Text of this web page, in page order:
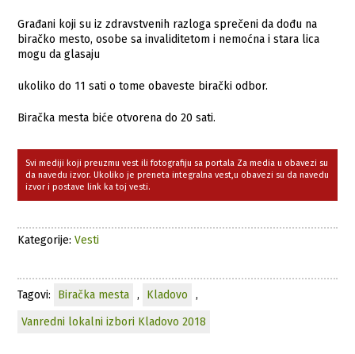
Građani koji su iz zdravstvenih razloga sprečeni da dođu na
biračko mesto, osobe sa invaliditetom i nemoćna i stara lica
mogu da glasaju
ukoliko do 11 sati o tome obaveste birački odbor.
Biračka mesta biće otvorena do 20 sati.
Svi mediji koji preuzmu vest ili fotografiju sa portala Za media u obavezi su
da navedu izvor. Ukoliko je preneta integralna vest,u obavezi su da navedu
izvor i postave link ka toj vesti.
Kategorije:Vesti
Tagovi: Biračka mesta , Kladovo
,
Vanredni lokalni izbori Kladovo 2018